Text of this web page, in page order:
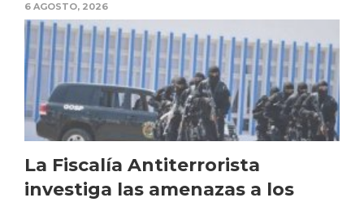
6 AGOSTO, 2026
La Fiscalía Antiterrorista
investiga las amenazas a los